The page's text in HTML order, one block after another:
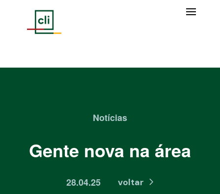
Notícias
Gente nova na área
28.04.25 voltar